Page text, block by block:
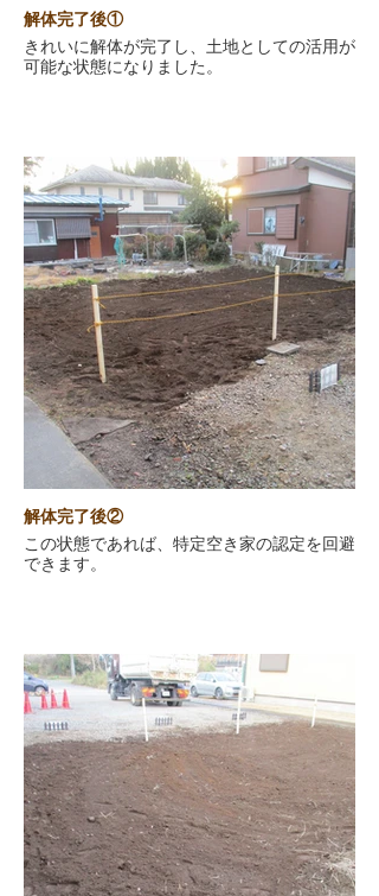
解体完了後①
きれいに解体が完了し、土地としての活用が
可能な状態になりました。
解体完了後②
この状態であれば、特定空き家の認定を回避
できます。